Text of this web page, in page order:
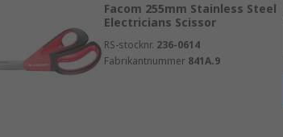
Facom 255mm Stainless Steel
Electricians Scissor
RS-stocknr. 236-0614
Fabrikantnummer 841A.9